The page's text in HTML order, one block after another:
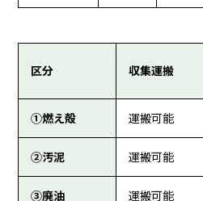
区分 収集運搬
①燃え殻 運搬可能
②汚泥 運搬可能
③廃油 運搬可能